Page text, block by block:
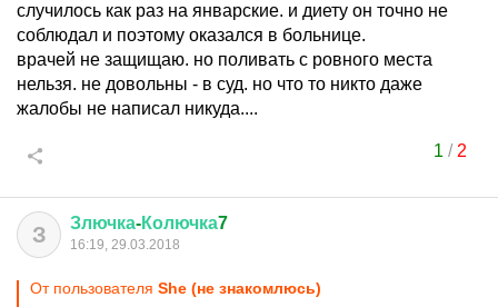
случилось как раз на январские. и диету он точно не
соблюдал и поэтому оказался в больнице.
врачей не защищаю. но поливать с ровного места
нельзя. не довольны - в суд. но что то никто даже
жалобы не написал никуда....
1 / 2
З Злючка-Колючка7
16:19, 29.03.2018
От пользователя She (не знакомлюсь)